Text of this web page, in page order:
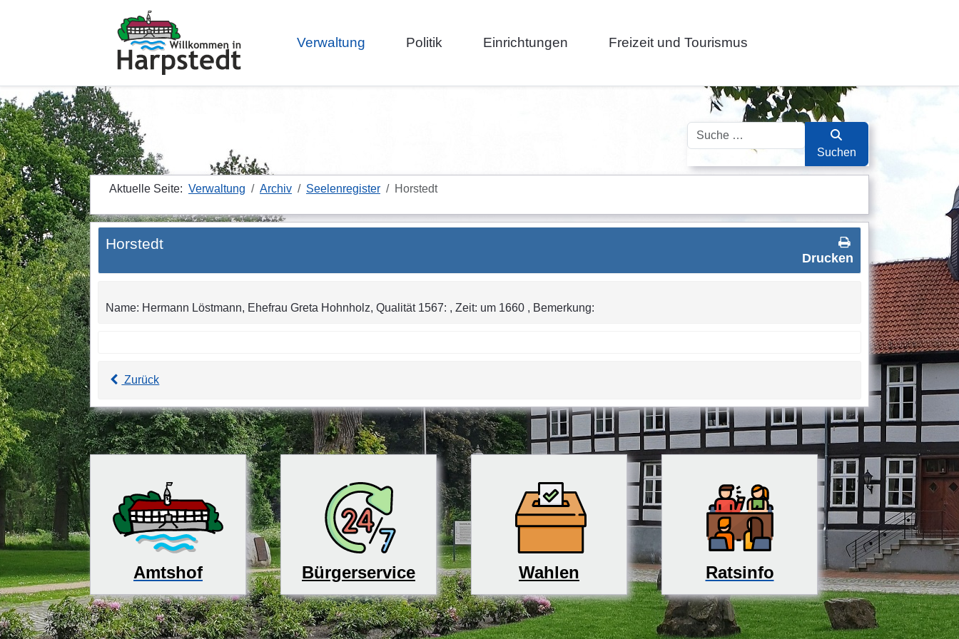
Verwaltung Politik Einrichtungen Freizeit und Tourismus
Suchen
Suchen
Aktuelle Seite: Verwaltung Archiv Seelenregister Horstedt
Drucken
Horstedt
Name: Hermann Löstmann, Ehefrau Greta Hohnholz, Qualität 1567: , Zeit: um 1660 , Bemerkung:
Zurück
Amtshof Bürgerservice Wahlen Ratsinfo